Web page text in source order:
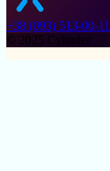
+38 (093) 513-00-11
© 2025 Cylinder